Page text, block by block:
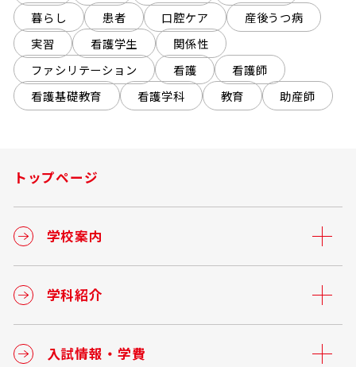
暮らし
患者 口腔ケア
産後うつ病
実習
看護学生
関係性
ファシリテーション
看護
看護師
看護基礎教育
看護学科 教育 助産師
トップページ
学校案内
学科紹介
入試情報・学費